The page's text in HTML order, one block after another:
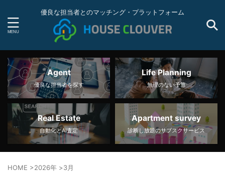
優良な担当者とのマッチング・プラットフォーム
Agent
優良な担当者を探す
Life Planning
無理のない予算
Real Estate
自動化とAI査定
Apartment survey
診断し放題のサブスクサービス
HOME >2026年 >3月